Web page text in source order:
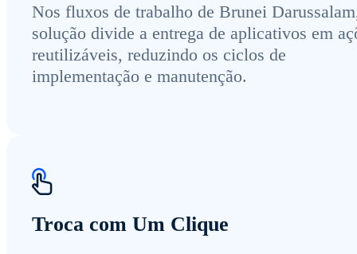
Nos fluxos de trabalho de Brunei
solução divide a entrega de aplicativos em
reutilizáveis, reduzindo os ciclos de
implementação e manutenção.
Troca com Um Clique